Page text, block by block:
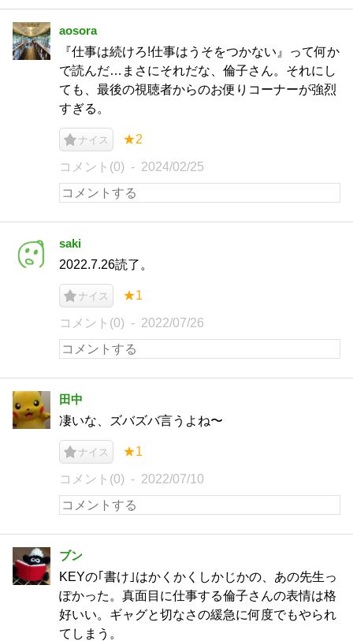
aosora
『仕事は続けろ!仕事はうそをつかない』って何か
で読んだ…まさにそれだな、倫子さん。それにし
ても、最後の視聴者からのお便りコーナーが強烈
すぎる。
ナイス ★2
コメント(0) 2024/02/25
saki
2022.7.26読了。
ナイス ★1
コメント(0) 2022/07/26
田中
凄いな、ズバズバ言うよね〜
ナイス ★1
コメント(0) 2022/07/10
ブン
KEYの｢書け｣はかくかくしかじかの、あの先生っ
ぽかった。真面目に仕事する倫子さんの表情は格
好いい。ギャグと切なさの緩急に何度でもやられ
てしまう。